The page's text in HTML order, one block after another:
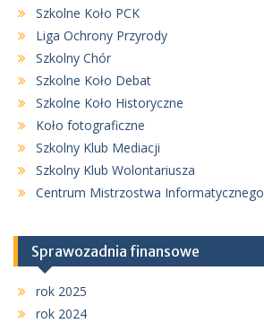
Szkolne Koło PCK
Liga Ochrony Przyrody
Szkolny Chór
Szkolne Koło Debat
Szkolne Koło Historyczne
Koło fotograficzne
Szkolny Klub Mediacji
Szkolny Klub Wolontariusza
Centrum Mistrzostwa Informatycznego
Sprawozadnia finansowe
rok 2025
rok 2024